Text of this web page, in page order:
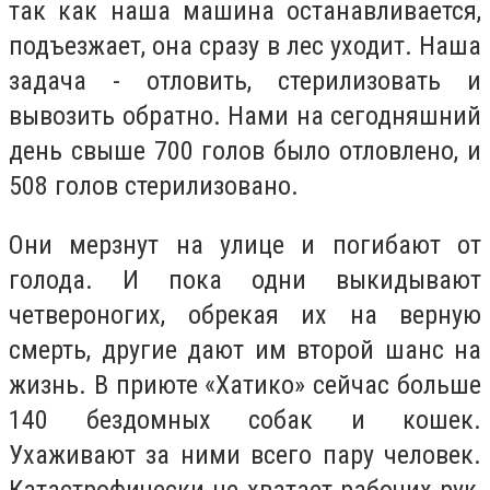
так как наша машина останавливается,
подъезжает, она сразу в лес уходит. Наша
задача - отловить, стерилизовать и
вывозить обратно. Нами на сегодняшний
день свыше 700 голов было отловлено, и
508 голов стерилизовано.
Они мерзнут на улице и погибают от
голода. И пока одни выкидывают
четвероногих, обрекая их на верную
смерть, другие дают им второй шанс на
жизнь. В приюте «Хатико» сейчас больше
140 бездомных собак и кошек.
Ухаживают за ними всего пару человек.